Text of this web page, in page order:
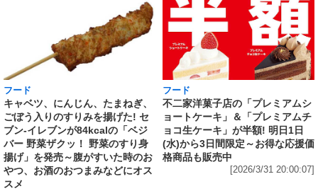
フード
キャベツ、にんじん、たまねぎ、
ごぼう入りのすりみを揚げた! セ
ブン‐イレブンが84kcalの「ベジ
バー 野菜ザクッ！ 野菜のすり身
揚げ」を発売～腹がすいた時のお
やつ、お酒のおつまみなどにオス
スメ
フード
不二家洋菓子店の「プレミアムシ
ョートケーキ」＆「プレミアムチ
ョコ生ケーキ」が半額! 明日1日
(水)から3日間限定～お得な応援価
格商品も販売中
[2026/3/31 20:00:07]